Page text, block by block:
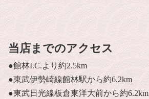
当店までのアクセス
●館林I.C.より約2.5km
●東武伊勢崎線館林駅から約6.2km
●東武日光線板倉東洋大前から約6.2km